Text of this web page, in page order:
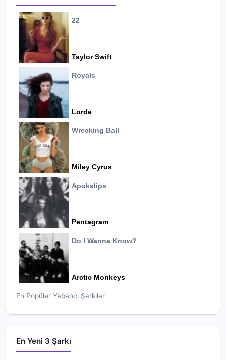
22
Taylor Swift
Royals
Lorde
Wrecking Ball
Miley Cyrus
Apokalips
Pentagram
Do I Wanna Know?
Arctic Monkeys
En Popüler Yabancı Şarkılar
En Yeni 3 Şarkı